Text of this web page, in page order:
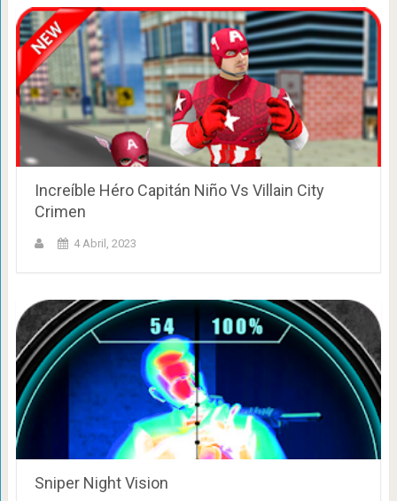
Increíble Héro Capitán Niño Vs Villain City
Crimen
4 Abril, 2023
Sniper Night Vision